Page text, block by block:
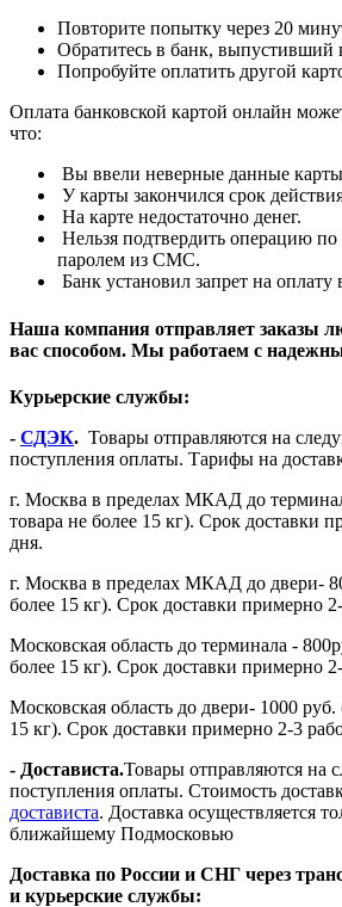
Повторите попытку через 20
Обратитесь в банк, выпустивший
Попробуйте оплатить другой
Оплата банковской картой онлайн
что:
Вы ввели неверные данные
У карты закончился срок
На карте недостаточно денег.
Нельзя подтвердить операцию
паролем из СМС.
Банк установил запрет на оплату
Наша компания отправляет заказы
вас способом. Мы работаем с
Курьерские службы:
- СДЭК. Товары отправляются на
поступления оплаты. Тарифы на
г. Москва в пределах МКАД до
товара не более 15 кг). Срок доставки
дня.
г. Москва в пределах МКАД до двери-
более 15 кг). Срок доставки примерно
Московская область до терминала -
более 15 кг). Срок доставки примерно
Московская область до двери- 1000 руб.
15 кг). Срок доставки примерно 2-3
- Достависта.Товары отправляются на
поступления оплаты. Стоимость
достависта. Доставка осуществляется
ближайшему Подмосковью
Доставка по России и СНГ через
и курьерские службы: